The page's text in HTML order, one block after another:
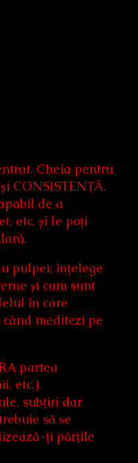
Cheia pentru
CONSISTENŢĂ.
de a
etc. și le poți
pulpei; înțelege
și cum sunt
în care
meditezi pe
partea
etc.).
subțiri dar
să se
ți părțile